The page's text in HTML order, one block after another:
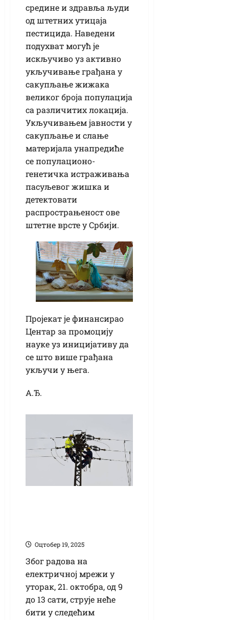
средине и здравља људи
од штетних утицаја
пестицида. Наведени
подухват могућ је
искључиво уз активно
укључивање грађана у
сакупљање жижака
великог броја популација
са различитих локација.
Укључивањем јавности у
сакупљање и слање
материјала унапредиће
се популационо-
генетичка истраживања
пасуљевог жишка и
детектовати
распрострањеност ове
штетне врсте у Србији.
Пројекат је финансирао
Центар за промоцију
науке уз иницијативу да
се што више грађана
укључи у њега.
А.Ђ.
Оцтобер 19, 2025
Због радова на
електричној мрежи у
уторак, 21. октобра, од 9
до 13 сати, струје неће
бити у следећим